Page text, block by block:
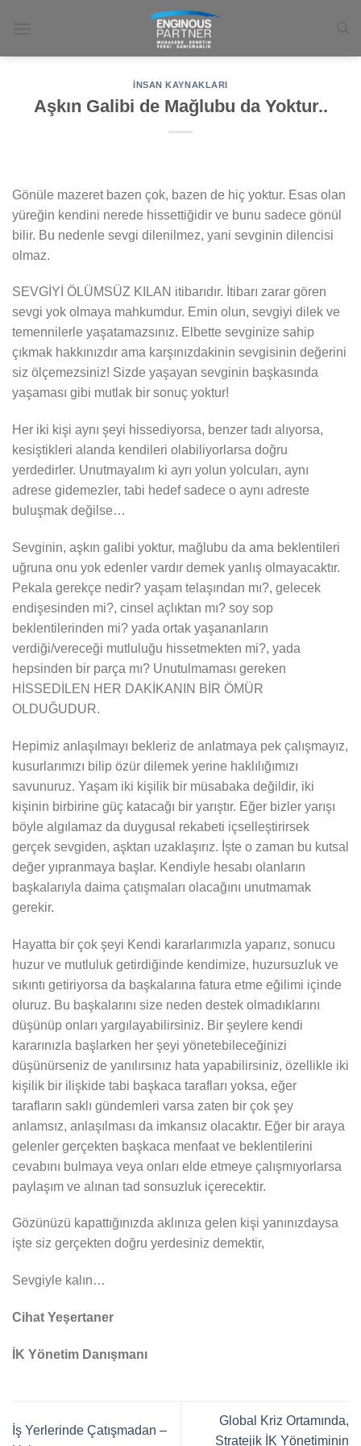
İNSAN KAYNAKLARI
Aşkın Galibi de Mağlubu da Yoktur..
Gönüle mazeret bazen çok, bazen de hiç yoktur. Esas olan
yüreğin kendini nerede hissettiğidir ve bunu sadece gönül
bilir. Bu nedenle sevgi dilenilmez, yani sevginin dilencisi
olmaz.
SEVGİYİ ÖLÜMSÜZ KILAN itibarıdır. İtibarı zarar gören
sevgi yok olmaya mahkumdur. Emin olun, sevgiyi dilek ve
temennilerle yaşatamazsınız. Elbette sevginize sahip
çıkmak hakkınızdır ama karşınızdakinin sevgisinin değerini
siz ölçemezsiniz! Sizde yaşayan sevginin başkasında
yaşaması gibi mutlak bir sonuç yoktur!
Her iki kişi aynı şeyi hissediyorsa, benzer tadı alıyorsa,
kesiştikleri alanda kendileri olabiliyorlarsa doğru
yerdedirler. Unutmayalım ki ayrı yolun yolcuları, aynı
adrese gidemezler, tabi hedef sadece o aynı adreste
buluşmak değilse…
Sevginin, aşkın galibi yoktur, mağlubu da ama beklentileri
uğruna onu yok edenler vardır demek yanlış olmayacaktır.
Pekala gerekçe nedir? yaşam telaşından mı?, gelecek
endişesinden mi?, cinsel açlıktan mı? soy sop
beklentilerinden mi? yada ortak yaşananların
verdiği/vereceği mutluluğu hissetmekten mi?, yada
hepsinden bir parça mı? Unutulmaması gereken
HİSSEDİLEN HER DAKİKANIN BİR ÖMÜR
OLDUĞUDUR.
Hepimiz anlaşılmayı bekleriz de anlatmaya pek çalışmayız,
kusurlarımızı bilip özür dilemek yerine haklılığımızı
savunuruz. Yaşam iki kişilik bir müsabaka değildir, iki
kişinin birbirine güç katacağı bir yarıştır. Eğer bizler yarışı
böyle algılamaz da duygusal rekabeti içselleştirirsek
gerçek sevgiden, aşktan uzaklaşırız. İşte o zaman bu kutsal
değer yıpranmaya başlar. Kendiyle hesabı olanların
başkalarıyla daima çatışmaları olacağını unutmamak
gerekir.
Hayatta bir çok şeyi Kendi kararlarımızla yaparız, sonucu
huzur ve mutluluk getirdiğinde kendimize, huzursuzluk ve
sıkıntı getiriyorsa da başkalarına fatura etme eğilimi içinde
oluruz. Bu başkalarını size neden destek olmadıklarını
düşünüp onları yargılayabilirsiniz. Bir şeylere kendi
kararınızla başlarken her şeyi yönetebileceğinizi
düşünürseniz de yanılırsınız hata yapabilirsiniz, özellikle iki
kişilik bir ilişkide tabi başkaca tarafları yoksa, eğer
tarafların saklı gündemleri varsa zaten bir çok şey
anlamsız, anlaşılması da imkansız olacaktır. Eğer bir araya
gelenler gerçekten başkaca menfaat ve beklentilerini
cevabını bulmaya veya onları elde etmeye çalışmıyorlarsa
paylaşım ve alınan tad sonsuzluk içerecektir.
Gözünüzü kapattığınızda aklınıza gelen kişi yanınızdaysa
işte siz gerçekten doğru yerdesiniz demektir,
Sevgiyle kalın…
Cihat Yeşertaner
İK Yönetim Danışmanı
İş Yerlerinde Çatışmadan –
Global Kriz Ortamında,
Stratejik İK Yönetiminin